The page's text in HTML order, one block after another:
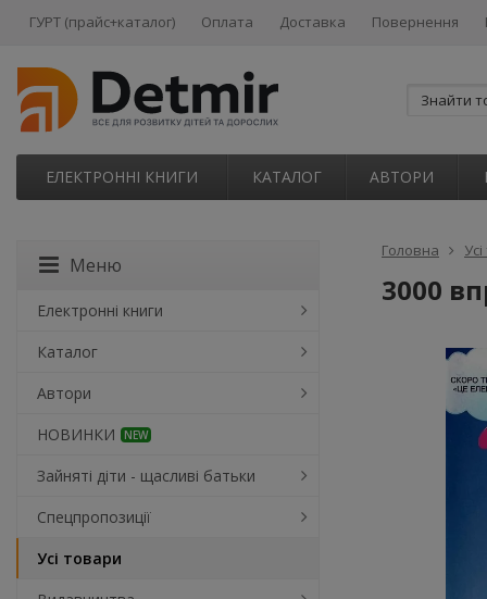
ГУРТ (прайс+каталог) Оплата Доставка Повернення
ЕЛЕКТРОННІ КНИГИ КАТАЛОГ АВТОРИ
Головна
3000
Меню
Електронні книги
Каталог
Автори
НОВИНКИ
NEW
Зайняті діти - щасливі батьки
Спецпропозиції
Усі товари